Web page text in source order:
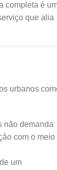
completa é
que alia
urbanos
não demanda
com o meio
um